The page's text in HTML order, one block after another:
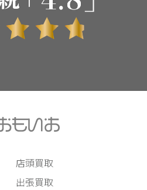
店頭買取
出張買取